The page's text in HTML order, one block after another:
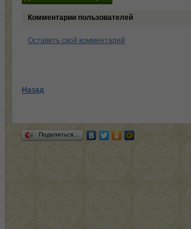
Комментарии пользователей
Оставить свой комментарий
Назад
Поделиться…